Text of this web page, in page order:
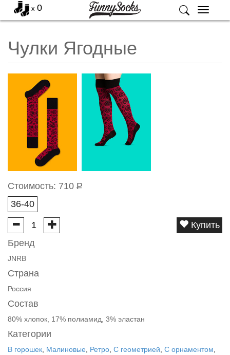
Меню
x 0
Чулки Ягодные
Стоимость: 710 Р
36-40
Купить
Бренд
JNRB
Страна
Россия
Состав
80% хлопок, 17% полиамид, 3% эластан
Категории
В горошек Малиновые Ретро С геометрией С орнаментом